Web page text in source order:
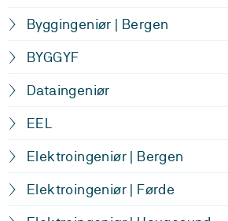
Byggingeniør | Bergen
BYGGYF
Dataingeniør
EEL
Elektroingeniør | Bergen
Elektroingeniør | Førde